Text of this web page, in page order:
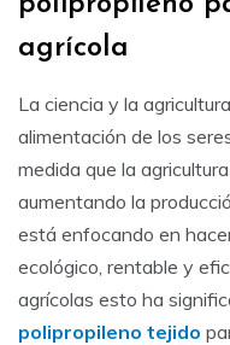
agrícola
La ciencia y la
alimentación de los
medida que la
aumentando la
está enfocando en
ecológico, rentable y
agrícolas esto ha
polipropileno tejido